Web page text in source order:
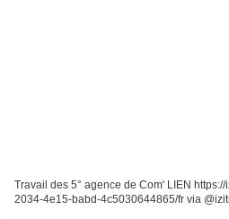
Travail des 5° agence de Com' LIEN
2034-4e15-babd-4c5030644865/fr via